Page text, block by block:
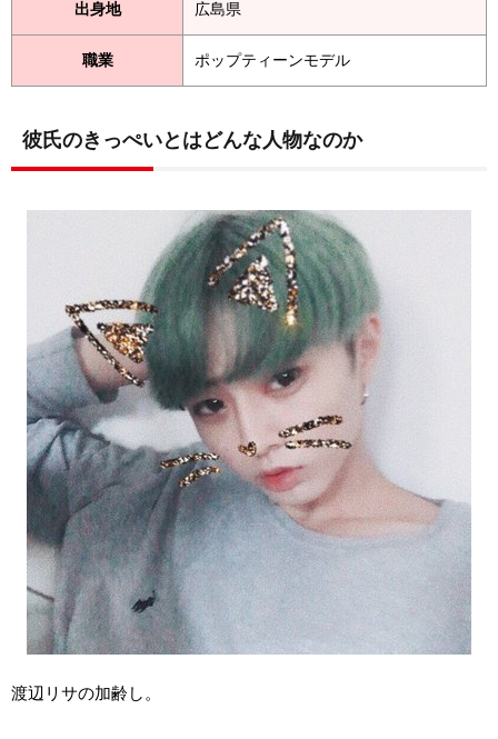
出身地 広島県
職業 ポップティーンモデル
彼氏のきっぺいとはどんな人物なのか
渡辺リサの加齢し。